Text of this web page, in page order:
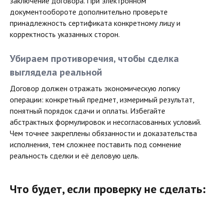
документообороте дополнительно проверьте
принадлежность сертификата конкретному лицу и
корректность указанных сторон.
Убираем противоречия, чтобы сделка
выглядела реальной
Договор должен отражать экономическую логику
операции: конкретный предмет, измеримый результат,
понятный порядок сдачи и оплаты. Избегайте
абстрактных формулировок и несогласованных условий.
Чем точнее закреплены обязанности и доказательства
исполнения, тем сложнее поставить под сомнение
реальность сделки и её деловую цель.
Что будет, если проверку не сделать:
Все права защищены ©2010-2026